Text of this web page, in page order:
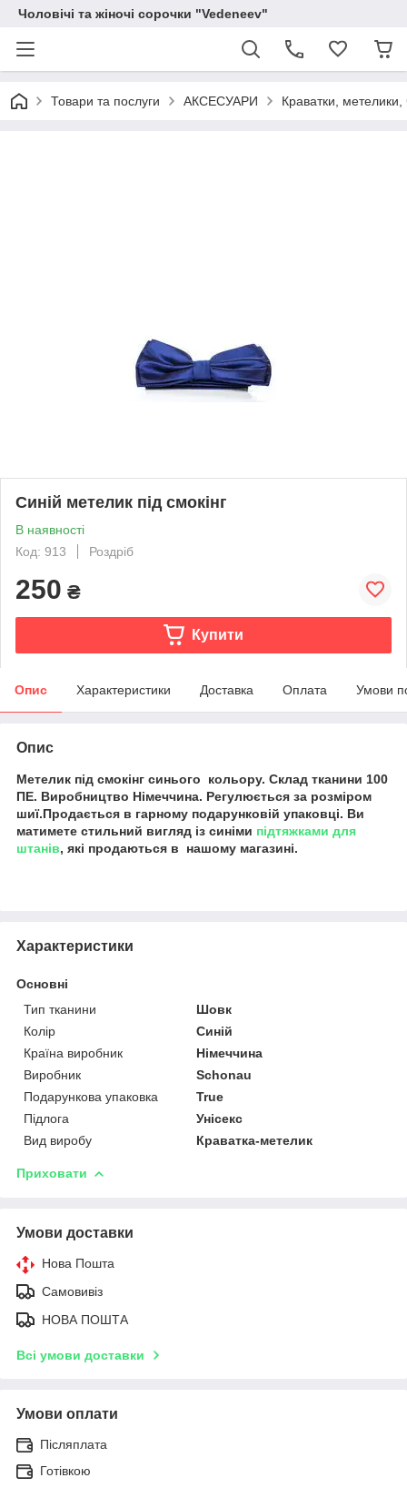
Чоловічі та жіночі сорочки "Vedeneev"
Товари та послуги АКСЕСУАРИ Краватки, метелики,
Синій метелик під смокінг
В наявності
Код: 913
Роздріб
250 ₴
Купити
Опис Характеристики Доставка Оплата Умови
Опис
Метелик під смокінг синього кольору. Склад тканини 100
ПЕ. Виробництво Німеччина. Регулюється за розміром
шиї.Продається в гарному подарунковій упаковці. Ви
матимете стильний вигляд із синіми підтяжками для
штанів, які продаються в нашому магазині.
Характеристики
Основні
Тип тканини
Шовк
Колір
Синій
Країна виробник
Німеччина
Виробник
Schonau
Подарункова упаковка
True
Підлога
Унісекс
Вид виробу
Краватка-метелик
Приховати
Умови доставки
Нова Пошта
Самовивіз
НОВА ПОШТА
Всі умови доставки
Умови оплати
Післяплата
Готівкою